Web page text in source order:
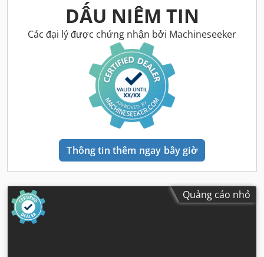
DẤU NIÊM TIN
Các đại lý được chứng nhận bởi Machineseeker
Thông tin thêm ngay bây giờ
Quảng cáo nhỏ